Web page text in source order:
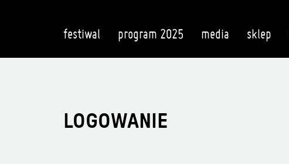
festiwal program 2025 media sklep
LOGOWANIE